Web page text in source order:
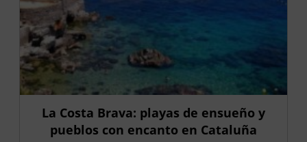
La Costa Brava: playas de ensueño y
pueblos con encanto en Cataluña